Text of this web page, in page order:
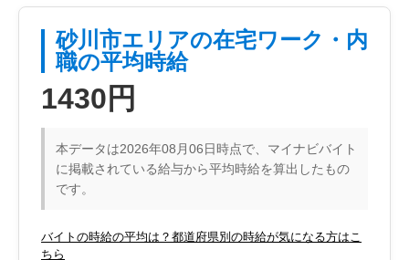
砂川市エリアの在宅ワーク・内
職の平均時給
1430円
本データは2026年08月06日時点で、マイナビバイト
に掲載されている給与から平均時給を算出したもの
です。
バイトの時給の平均は？都道府県別の時給が気になる方はこ
ちら